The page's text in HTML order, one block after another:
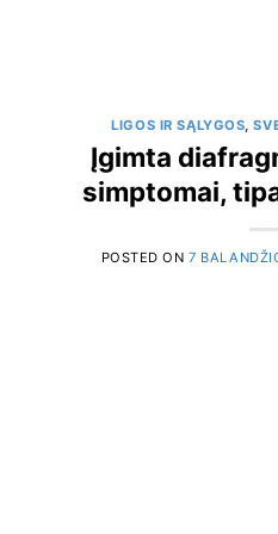
LIGOS IR SĄLYGOS,
Įgimta
simptomai,
POSTED ON7